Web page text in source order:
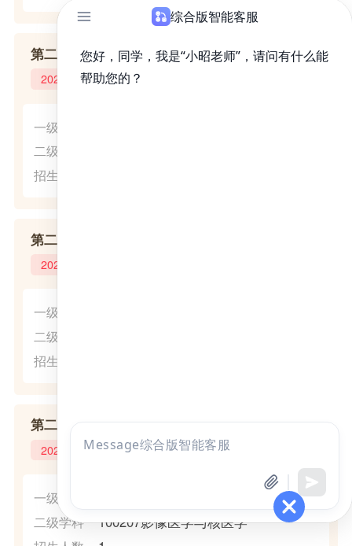
第二临床医学院
2025年
一级学科
二级学科
招生人数
第二临床医学院
2025年
一级学科
二级学科
招生人数
第二临床医学院
2025年
一级学科
二级学科 100207影像医学与核医学
点击
全部考试 免费试听